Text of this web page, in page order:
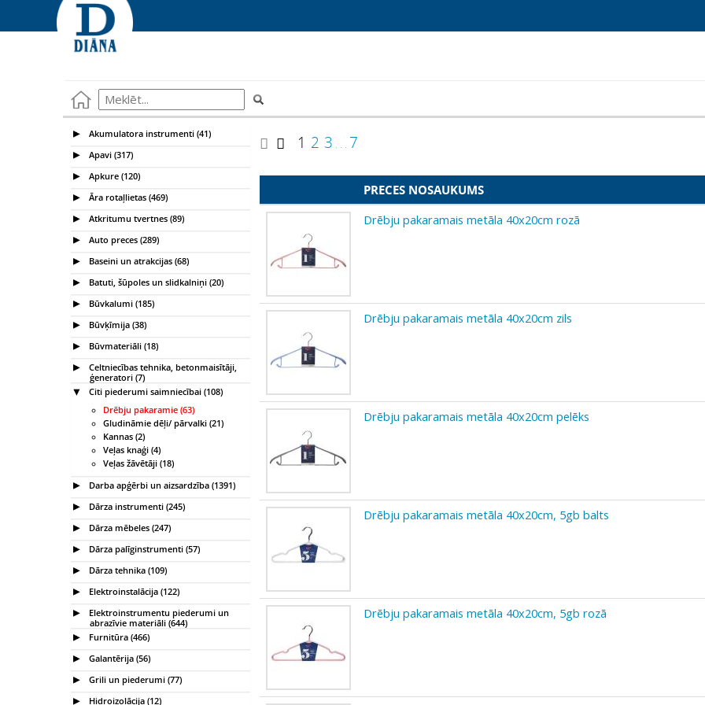
Akumulatora instrumenti (41)
Apavi (317)
Apkure (120)
Āra rotaļlietas (469)
Atkritumu tvertnes (89)
Auto preces (289)
Baseini un atrakcijas (68)
Batuti, šūpoles un slidkalniņi (20)
Būvkalumi (185)
Būvķīmija (38)
Būvmateriāli (18)
Celtniecības tehnika, betonmaisītāji,
ģeneratori (7)
Citi piederumi saimniecībai (108)
Drēbju pakaramie (63)
Gludināmie dēļi/ pārvalki (21)
Kannas (2)
Veļas knaģi (4)
Veļas žāvētāji (18)
Darba apģērbi un aizsardzība (1391)
Dārza instrumenti (245)
Dārza mēbeles (247)
Dārza palīginstrumenti (57)
Dārza tehnika (109)
Elektroinstalācija (122)
Elektroinstrumentu piederumi un
abrazīvie materiāli (644)
Furnitūra (466)
Galantērija (56)
Grili un piederumi (77)
Hidroizolācija (12)
1 2 3 . . . 7
PRECES NOSAUKUMS
Drēbju pakaramais metāla 40x20cm rozā
Drēbju pakaramais metāla 40x20cm zils
Drēbju pakaramais metāla 40x20cm pelēks
Drēbju pakaramais metāla 40x20cm, 5gb balts
Drēbju pakaramais metāla 40x20cm, 5gb rozā